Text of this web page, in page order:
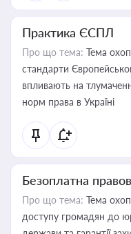
Практика ЄСПЛ
Про що тема: Тема
стандарти
впливають на
норм права в Україні
Безоплатна
Про що тема: Тема
доступу громадян до